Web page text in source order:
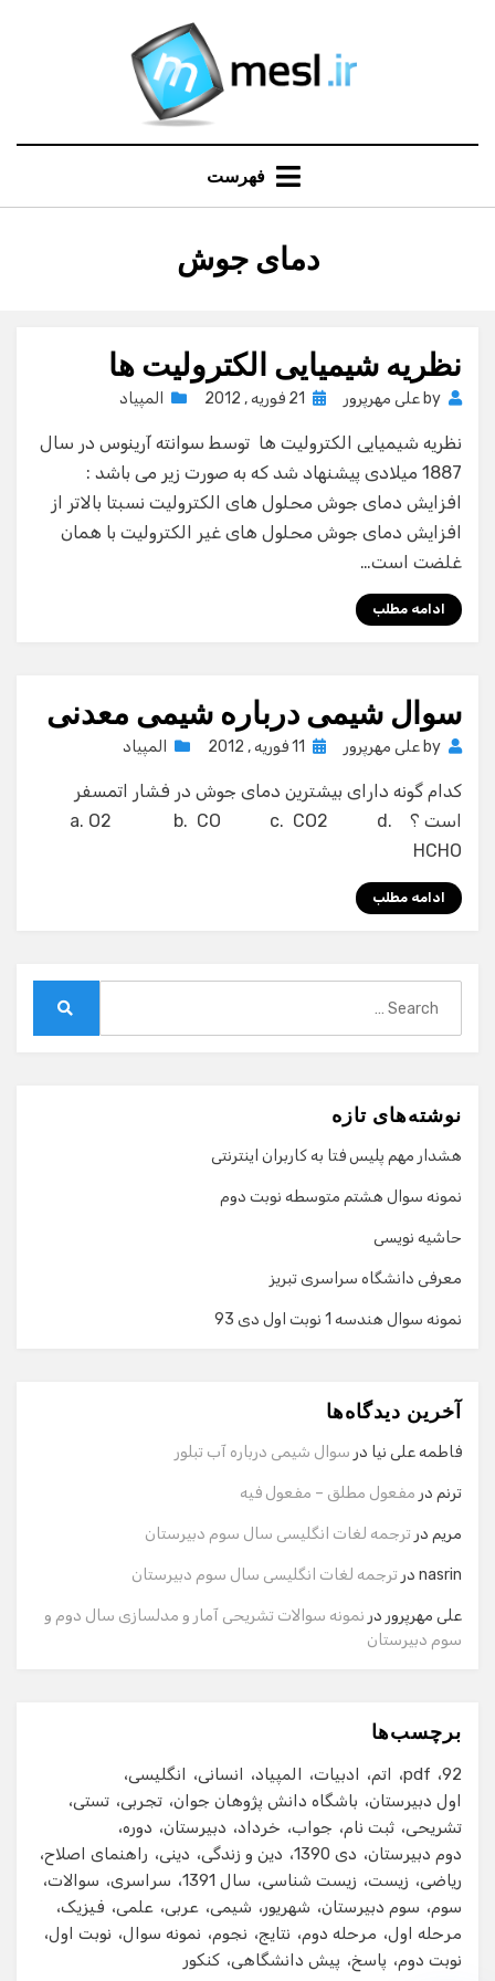
فهرست
برچسب
:
دمای جوش
نظریه شیمیایی الکترولیت ها
by علی مهرپرور
Posted
21 فوریه , 2012 المپیاد
نظریه شیمیایی الکترولیت ها توسط سوانته آرینوس در سال
1887 میلادی پیشنهاد شد که به صورت زیر می باشد :
افزایش دمای جوش محلول های الکترولیت نسبتا بالاتر از
افزایش دمای جوش محلول های غیر الکترولیت با همان
غلضت است…
ادامه مطلب
سوال شیمی درباره شیمی معدنی
by علی مهرپرور
Posted
11 فوریه , 2012 المپیاد
کدام گونه دارای بیشترین دمای جوش در فشار اتمسفر
است ؟ a. O2 b. CO c. CO2 d.
HCHO
ادامه مطلب
نوشته‌های تازه
هشدار مهم پلیس فتا به کاربران اینترنتی
نمونه سوال هشتم متوسطه نوبت دوم
حاشیه نویسی
معرفی دانشگاه سراسری تبریز
نمونه سوال هندسه 1 نوبت اول دی 93
آخرین دیدگاه‌ها
فاطمه علی نیا در سوال شیمی درباره آب تبلور
ترنم در مفعول مطلق – مفعول فیه
مریم در ترجمه لغات انگلیسی سال سوم دبیرستان
nasrin در ترجمه لغات انگلیسی سال سوم دبیرستان
علی مهرپرور در نمونه سوالات تشریحی آمار و مدلسازی سال دوم و
سوم دبیرستان
برچسب‌ها
92
pdf اتم ادبیات المپیاد انسانی
انگلیسی
اول دبیرستان
باشگاه دانش پژوهان جوان تجربی تستی
تشریحی ثبت نام جواب خرداد دبیرستان
دوره
دوم دبیرستان
دی 1390 دین و زندگی دینی
راهنمای اصلاح
ریاضی
زیست زیست شناسی سال 1391 سراسری
سوالات
سوم
سوم دبیرستان شهریور شیمی عربی علمی
فیزیک
مرحله اول
مرحله دوم نتایج نجوم نمونه سوال
نوبت اول
نوبت دوم
پاسخ پیش دانشگاهی کنکور
گفت‌وگو با دستیار هوشمند
سلام! برای شروع گفت‌وگو لطفاً شماره تماس یا ایمیل خود را
وارد کنید.
ایمیل